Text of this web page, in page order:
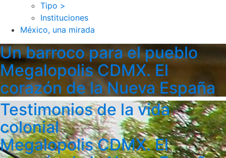
Tipo >
Instituciones
México, una mirada
Un barroco para el pueblo
Megalopolis CDMX. El
corazón de la Nueva España
Testimonios de la vida
colonial
Megalopolis CDMX. El